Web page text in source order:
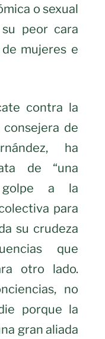
o sexual
peor cara
mujeres e
contra la
consejera de
ha
de “una
golpe a la
para
su crudeza
que
otro lado.
no
porque la
gran aliada